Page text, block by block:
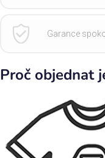
Garance
Proč objednat